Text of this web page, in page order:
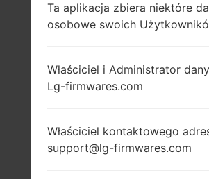
Ta aplikacja zbiera niektóre
osobowe swoich
Właściciel i Administrator
Lg-firmwares.com
Właściciel kontaktowego
support@lg-firmwares.com